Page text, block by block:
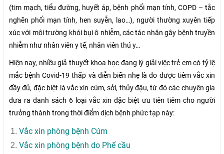
(tim mạch, tiểu đường, huyết áp, bệnh phổi mạn tính, COPD – tắc
nghẽn phổi mạn tính, hen suyễn, lao…), người thường xuyên tiếp
xúc với môi trường khói bụi ô nhiễm, các tác nhân gây bệnh truyền
nhiễm như nhân viên y tế, nhân viên thú y…
Hiện nay, nhiều giả thuyết khoa học đang lý giải việc trẻ em có tỷ lệ
mắc bệnh Covid-19 thấp và diễn biến nhẹ là do được tiêm vắc xin
đầy đủ, đặc biệt là vắc xin cúm, sởi, thủy đậu, từ đó các chuyên gia
đưa ra danh sách 6 loại vắc xin đặc biệt ưu tiên tiêm cho người
trưởng thành trong thời điểm dịch bệnh phức tạp này:
Vắc xin phòng bệnh Cúm
Vắc xin phòng bệnh do Phế cầu